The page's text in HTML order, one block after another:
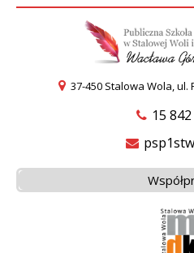
37-450 Stalowa Wola,
15